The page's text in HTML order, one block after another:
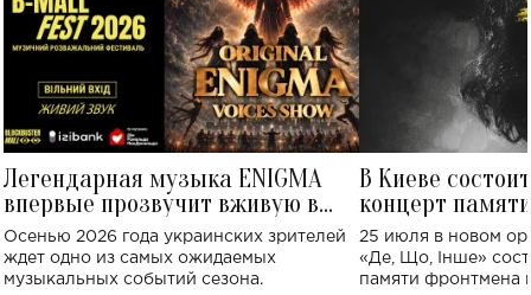
Легендарная музыка ENIGMA
впервые прозвучит вживую в
Украине: где состоится концерт
Осенью 2026 года украинских зрителей
ждет одно из самых ожидаемых
музыкальных событий сезона.
В Киеве
концерт
Клименко:
исполнят песни
25 июля в новом
«Де, Що, Інше»
памяти фронтмена